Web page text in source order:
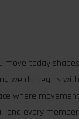
move today
we do begins
where
and every